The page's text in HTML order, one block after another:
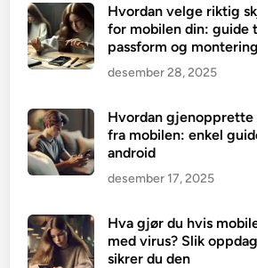
Hvordan velge riktig
for mobilen din: guide
passform og montering
desember 28, 2025
Hvordan
fra mobilen: enkel
android
desember 17, 2025
Hva gjør du hvis
med virus? Slik
sikrer du den